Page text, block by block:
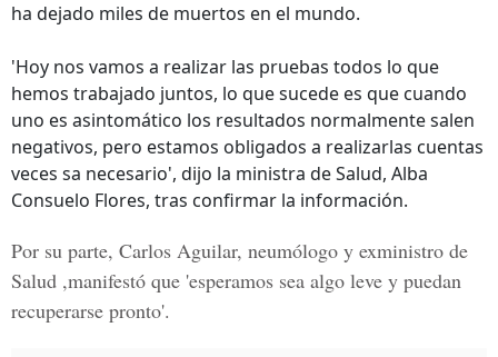
ha dejado miles de muertos en el mundo.
'Hoy nos vamos a realizar las pruebas todos lo que
hemos trabajado juntos, lo que sucede es que cuando
uno es asintomático los resultados normalmente salen
negativos, pero estamos obligados a realizarlas cuentas
veces sa necesario', dijo la ministra de Salud, Alba
Consuelo Flores, tras confirmar la información.
Por su parte, Carlos Aguilar, neumólogo y exministro de
Salud ,manifestó que 'esperamos sea algo leve y puedan
recuperarse pronto'.